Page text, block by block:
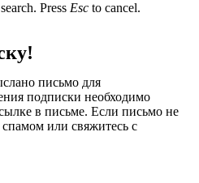
Press Esc to cancel.
письмо для
подписки необходимо
в письме. Если письмо не
или свяжитесь с